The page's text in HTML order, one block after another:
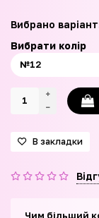
Вибрано
Вибрати колір
В закладки
Чим більший